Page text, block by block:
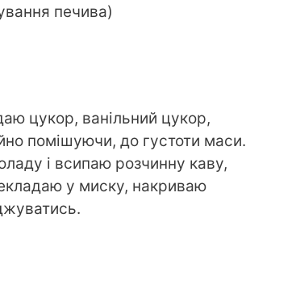
печива)
цукор, ванільний цукор,
помішуючи, до густоти маси.
і всипаю розчинну каву,
у миску, накриваю